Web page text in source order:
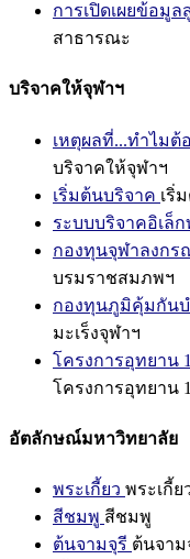
การเปิดเผยข้อมู
สาธารณะ
บริจาคให้จุฬาฯ
เหตุผลที่...ทำไมต้
บริจาคให้จุฬาฯ
เริ่มต้นบริจาค เริ่
ระบบบริจาคอิเล็
กองทุนจุฬาลงก
บรมราชสมภพฯ
กองทุนภูมิคุ้มกันบ
มะเร็งจุฬาฯ
โครงการอุทยาน
โครงการอุทยาน
อัตลักษณ์มหาวิทยาลัย
พระเกี้ยว พระเกี้ย
สีชมพู สีชมพู
ต้นจามจุรี ต้นจาม